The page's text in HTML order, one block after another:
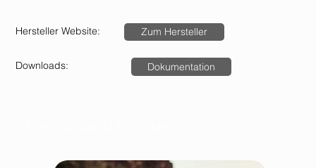
Hersteller Website: Zum Hersteller
Downloads: Dokumentation